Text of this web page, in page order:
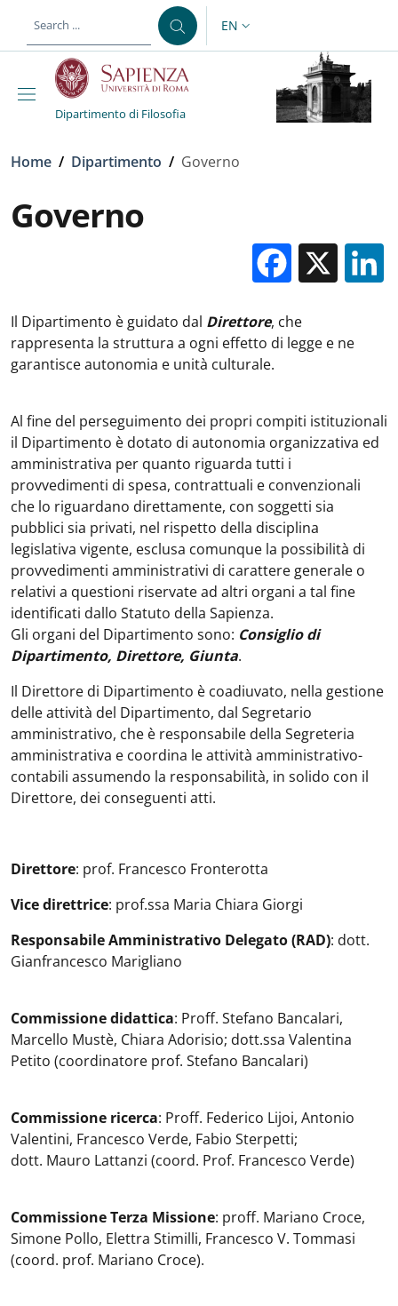
LANGUAGE SWITCHER:
EN
Dipartimento di Filosofia
Breadcrumb
Home / Dipartimento / Governo
Governo
X
Il Dipartimento è guidato dal Direttore, che
rappresenta la struttura a ogni effetto di legge e ne
garantisce autonomia e unità culturale.
Al fine del perseguimento dei propri compiti istituzionali
il Dipartimento è dotato di autonomia organizzativa ed
amministrativa per quanto riguarda tutti i
provvedimenti di spesa, contrattuali e convenzionali
che lo riguardano direttamente, con soggetti sia
pubblici sia privati, nel rispetto della disciplina
legislativa vigente, esclusa comunque la possibilità di
provvedimenti amministrativi di carattere generale o
relativi a questioni riservate ad altri organi a tal fine
identificati dallo Statuto della Sapienza.
Gli organi del Dipartimento sono: Consiglio di
Dipartimento, Direttore, Giunta.
Il Direttore di Dipartimento è coadiuvato, nella gestione
delle attività del Dipartimento, dal Segretario
amministrativo, che è responsabile della Segreteria
amministrativa e coordina le attività amministrativo-
contabili assumendo la responsabilità, in solido con il
Direttore, dei conseguenti atti.
Direttore: prof. Francesco Fronterotta
Vice direttrice: prof.ssa Maria Chiara Giorgi
Responsabile Amministrativo Delegato (RAD): dott.
Gianfrancesco Marigliano
Commissione didattica: Proff. Stefano Bancalari,
Marcello Mustè, Chiara Adorisio; dott.ssa Valentina
Petito (coordinatore prof. Stefano Bancalari)
Commissione ricerca: Proff. Federico Lijoi, Antonio
Valentini, Francesco Verde, Fabio Sterpetti;
dott. Mauro Lattanzi (coord. Prof. Francesco Verde)
Commissione Terza Missione: proff. Mariano Croce,
Simone Pollo, Elettra Stimilli, Francesco V. Tommasi
(coord. prof. Mariano Croce).